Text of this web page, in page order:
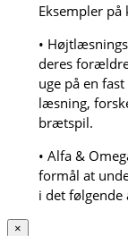
Eksempler
•
deres
uge på en
læsning,
brætspil.
• Alfa &
formål at
i det følgende
×